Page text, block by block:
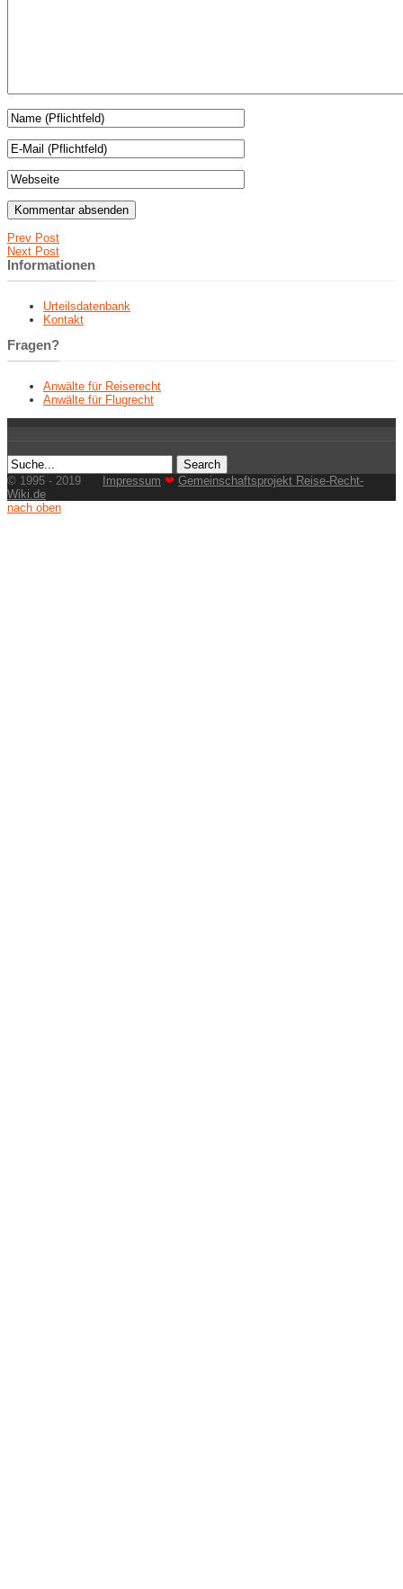
Prev Post
Next Post
Informationen
Urteilsdatenbank
Kontakt
Fragen?
Anwälte für Reiserecht
Anwälte für Flugrecht
© 1995 - 2019 Impressum ❤ Gemeinschaftsprojekt Reise-Recht-
Wiki.de
nach oben